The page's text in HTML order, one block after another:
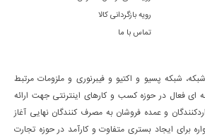
رویه بازگردانی کالا
تماس با ما
شبکه پسیو و اکتیو و فیبرنوری و ملزومات مرتبط
ای فعال در حوزه کسب ‌و کارهای اینترنتی جهت ارائه
و عمده فروشان به مصرف کنندگان نهایی آغاز
برای ایجاد بستری متفاوت و کارآمد در حوزه تجارت